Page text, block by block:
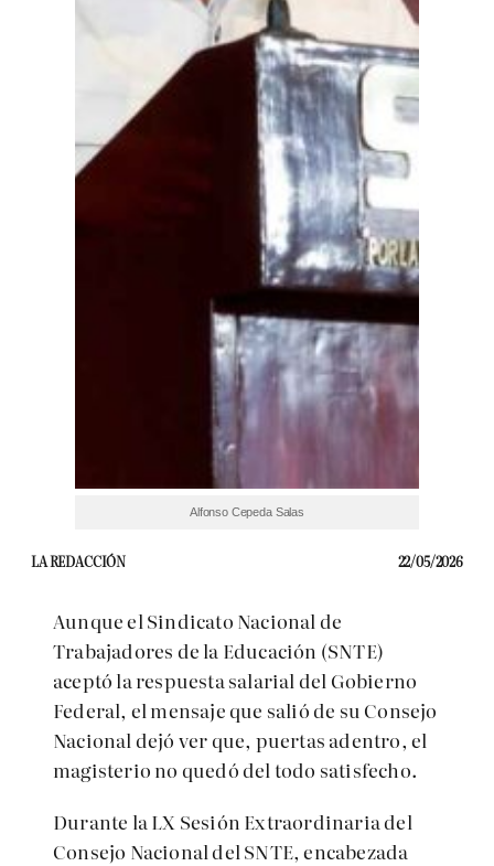
Alfonso Cepeda Salas
LA REDACCIÓN 22/05/2026
Aunque el Sindicato Nacional de
Trabajadores de la Educación (SNTE)
aceptó la respuesta salarial del Gobierno
Federal, el mensaje que salió de su Consejo
Nacional dejó ver que, puertas adentro, el
magisterio no quedó del todo satisfecho.
Durante la LX Sesión Extraordinaria del
Consejo Nacional del SNTE, encabezada